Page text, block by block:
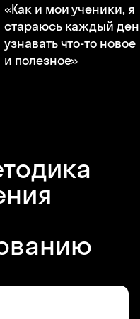
«Как и мои ученики, я
стараюсь каждый
узнавать что-то новое
и полезное»